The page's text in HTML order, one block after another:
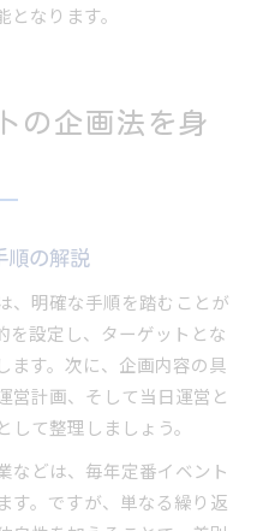
なります。
の企画法を身
順の解説
、明確な手順を踏むことが
を設定し、ターゲットとな
ます。次に、企画内容の具
営計画、そして当日運営と
て整理しましょう。
などは、毎年定番イベント
す。ですが、単なる繰り返